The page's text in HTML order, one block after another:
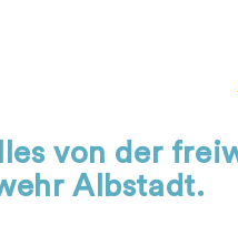
von der
Albstadt.